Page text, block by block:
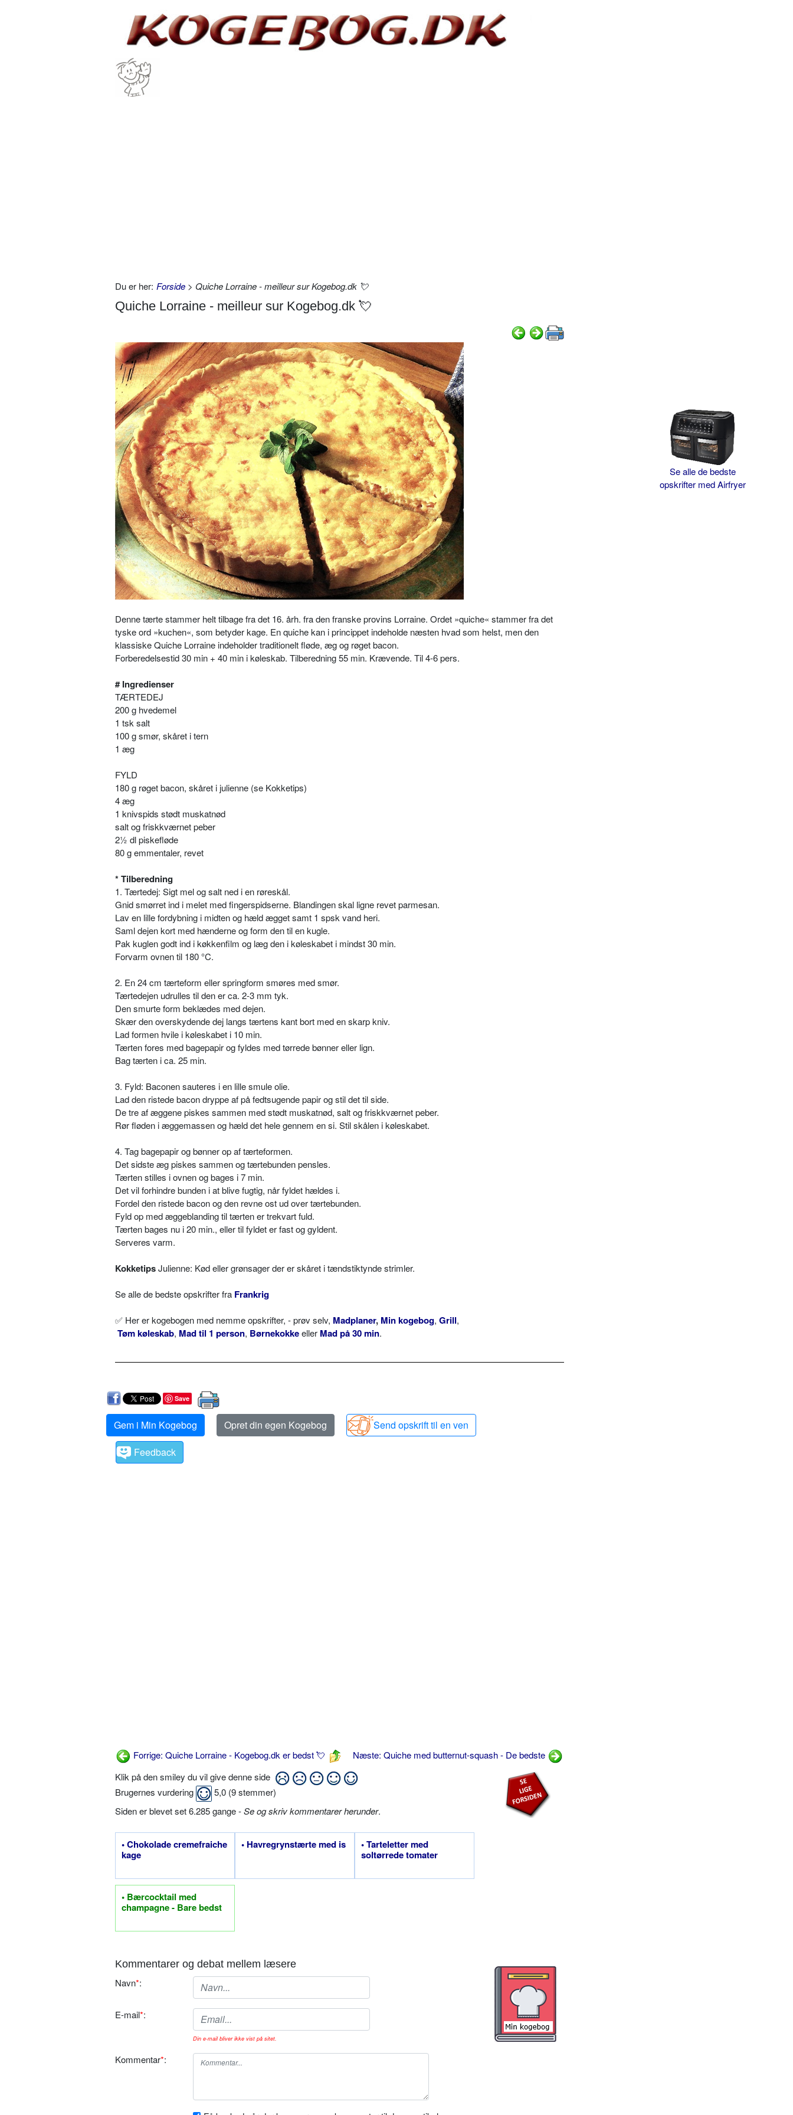
Du er her: Forside > Quiche Lorraine - meilleur sur Kogebog.dk 💘
Quiche Lorraine - meilleur sur Kogebog.dk 💘
Denne tærte stammer helt tilbage fra det 16. årh. fra den franske provins Lorraine. Ordet »quiche« stammer fra det
tyske ord »kuchen«, som betyder kage. En quiche kan i princippet indeholde næsten hvad som helst, men den
klassiske Quiche Lorraine indeholder traditionelt fløde, æg og røget bacon.
Forberedelsestid 30 min + 40 min i køleskab. Tilberedning 55 min. Krævende. Til 4-6 pers.
# Ingredienser
TÆRTEDEJ
200 g hvedemel
1 tsk salt
100 g smør, skåret i tern
1 æg
FYLD
180 g røget bacon, skåret i julienne (se Kokketips)
4 æg
1 knivspids stødt muskatnød
salt og friskkværnet peber
2½ dl piskefløde
80 g emmentaler, revet
* Tilberedning
1. Tærtedej: Sigt mel og salt ned i en røreskål.
Gnid smørret ind i melet med fingerspidserne. Blandingen skal ligne revet parmesan.
Lav en lille fordybning i midten og hæld ægget samt 1 spsk vand heri.
Saml dejen kort med hænderne og form den til en kugle.
Pak kuglen godt ind i køkkenfilm og læg den i køleskabet i mindst 30 min.
Forvarm ovnen til 180 °C.
2. En 24 cm tærteform eller springform smøres med smør.
Tærtedejen udrulles til den er ca. 2-3 mm tyk.
Den smurte form beklædes med dejen.
Skær den overskydende dej langs tærtens kant bort med en skarp kniv.
Lad formen hvile i køleskabet i 10 min.
Tærten fores med bagepapir og fyldes med tørrede bønner eller lign.
Bag tærten i ca. 25 min.
3. Fyld: Baconen sauteres i en lille smule olie.
Lad den ristede bacon dryppe af på fedtsugende papir og stil det til side.
De tre af æggene piskes sammen med stødt muskatnød, salt og friskkværnet peber.
Rør fløden i æggemassen og hæld det hele gennem en si. Stil skålen i køleskabet.
4. Tag bagepapir og bønner op af tærteformen.
Det sidste æg piskes sammen og tærtebunden pensles.
Tærten stilles i ovnen og bages i 7 min.
Det vil forhindre bunden i at blive fugtig, når fyldet hældes i.
Fordel den ristede bacon og den revne ost ud over tærtebunden.
Fyld op med æggeblanding til tærten er trekvart fuld.
Tærten bages nu i 20 min., eller til fyldet er fast og gyldent.
Serveres varm.
KokketipsJulienne: Kød eller grønsager der er skåret i tændstiktynde strimler.
Se alle de bedste opskrifter fra Frankrig
✅ Her er kogebogen med nemme opskrifter, - prøv selv, Madplaner, Min kogebog, Grill,
Tøm køleskab, Mad til 1 person, Børnekokkeeller Mad på 30 min.
Save
Gem i Min Kogebog Opret din egen Kogebog
Send opskrift til en ven
Feedback
Forrige: Quiche Lorraine - Kogebog.dk er bedst 💘
Næste: Quiche med butternut-squash - De bedste
Klik på den smiley du vil give denne side
Brugernes vurdering
5,0 (9stemmer)
Siden er blevet set 6.285 gange -Se og skriv kommentarer herunder.
• Chokolade cremefraiche
kage
• Havregrynstærte med is
• Tarteletter med
soltørrede tomater
• Bærcocktail med
champagne - Bare bedst
Kommentarer og debat mellem læsere
Navn*:
E-mail*:
Din e-mail bliver ikke vist på sitet.
Kommentar*:
Se alle de bedste
opskrifter med Airfryer